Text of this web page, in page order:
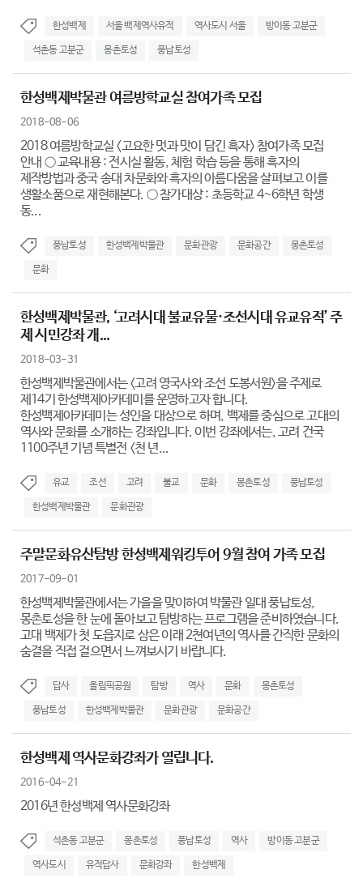
한성백제 서울 백제역사유적 역사도시 서울 방이동 고분군
석촌동 고분군 몽촌토성 풍납토성
한성백제박물관 여름방학교실 참여가족 모집
2018-08-06
2018 여름방학교실 <고요한 멋과 맛이 담긴 흑자> 참여가족 모집
안내 ○ 교육내용 : 전시실 활동, 체험 학습 등을 통해 흑자의
제작방법과 중국 송대 차문화와 흑자의 아름다움을 살펴보고 이를
생활소품으로 재현해본다. ○ 참가대상 : 초등학교 4~6학년 학생
동...
풍납토성 한성백제박물관 문화관광 문화공간 몽촌토성
문화
한성백제박물관, ‘고려시대 불교유물·조선시대 유교유적’ 주
제 시민강좌 개...
2018-03-31
한성백제박물관에서는 <고려 영국사와 조선 도봉서원>을 주제로
제14기 한성백제아카데미를 운영하고자 합니다.
한성백제아카데미는 성인을 대상으로 하며, 백제를 중심으로 고대의
역사와 문화를 소개하는 강좌입니다. 이번 강좌에서는, 고려 건국
1100주년 기념 특별전 <천 년...
유교 조선 고려 불교 문화 몽촌토성 풍납토성
한성백제박물관 문화관광
주말문화유산탐방 한성백제워킹투어 9월 참여 가족 모집
2017-09-01
한성백제박물관에서는 가을을 맞이하여 박물관 일대 풍납토성,
몽촌토성을 한 눈에 돌아보고 탐방하는 프로그램을 준비하였습니다.
고대 백제가 첫 도읍지로 삼은 이래 2쳔여년의 역사를 간직한 문화의
숨결을 직접 걸으면서 느껴보시기 바랍니다.
답사 올림픽공원 탐방 역사 문화 몽촌토성
풍납토성 한성백제박물관 문화관광 문화공간
한성백제 역사문화강좌가 열립니다.
2016-04-21
2016년 한성백제 역사문화강좌
석촌동 고분군 몽촌토성 풍납토성 역사 방이동 고분군
역사도시 유적답사 문화강좌 한성백제